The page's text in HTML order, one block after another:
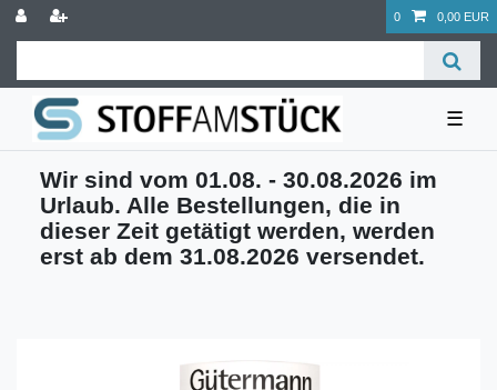
0 0,00 EUR
☰
Wir sind vom 01.08. - 30.08.2026 im
Urlaub. Alle Bestellungen, die in
dieser Zeit getätigt werden, werden
erst ab dem 31.08.2026 versendet.